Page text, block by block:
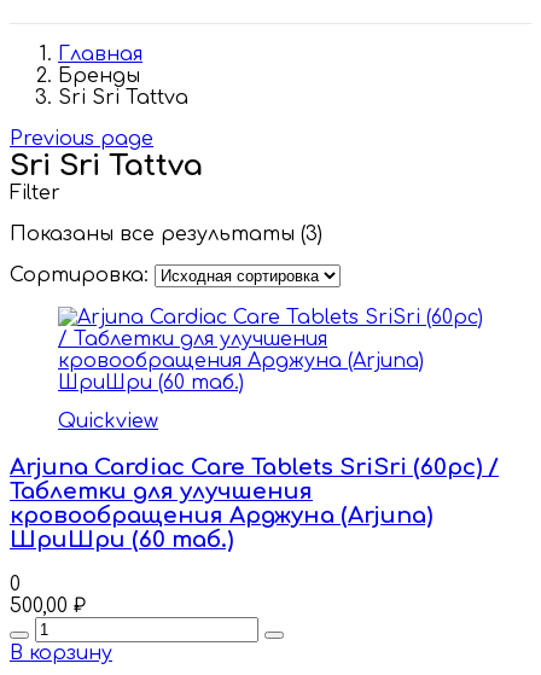
Главная
Бренды
Sri Sri Tattva
Previous page
Sri Sri Tattva
Filter
Показаны все результаты (3)
Сортировка:
Quickview
Arjuna Cardiac Care Tablets SriSri (60pc) /
Таблетки для улучшения
кровообращения Арджуна (Arjuna)
ШриШри (60 таб.)
0
500,00 ₽
Quantity
В корзину